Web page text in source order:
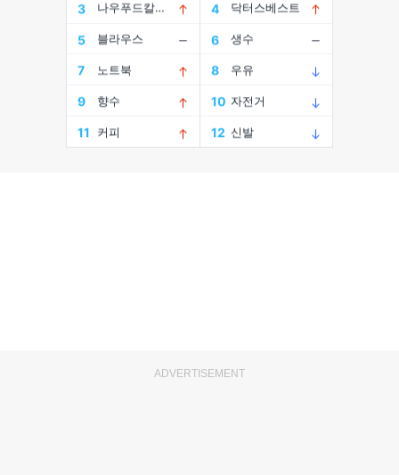
ADVERTISEMENT